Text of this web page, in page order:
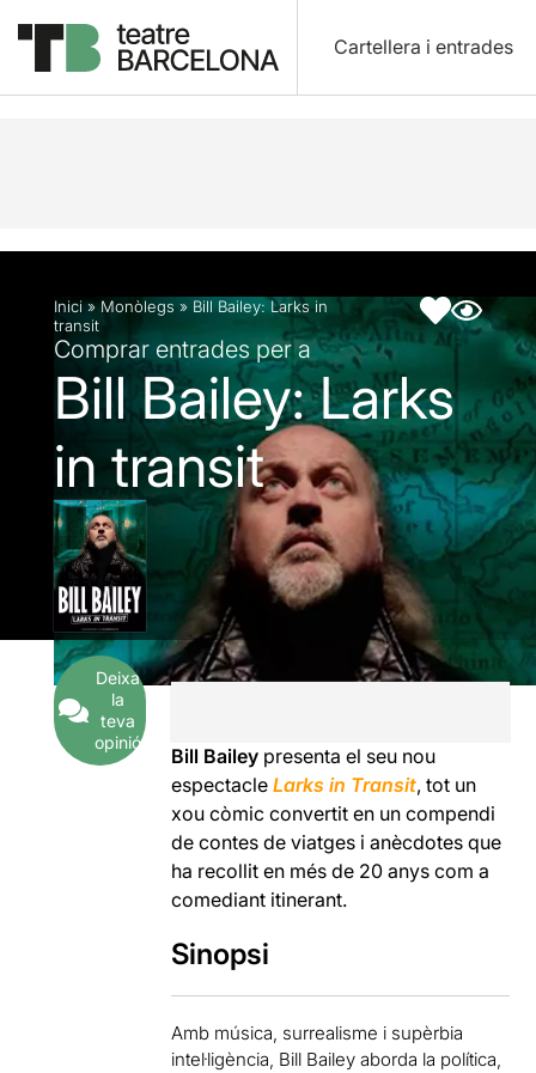
Cartellera i entrades
Descripció Fitxa artística
Inici»Monòlegs » Bill Bailey: Larks in
transit
Comprar entrades per a
Bill Bailey: Larks
in transit
Deixa
la
teva
opinió
Bill Bailey presenta el seu nou
espectacle Larks in Transit, tot un
xou còmic convertit en un compendi
de contes de viatges i anècdotes que
ha recollit en més de 20 anys com a
comediant itinerant.
Sinopsi
Amb música, surrealisme i supèrbia
intel·ligència, Bill Bailey aborda la política,